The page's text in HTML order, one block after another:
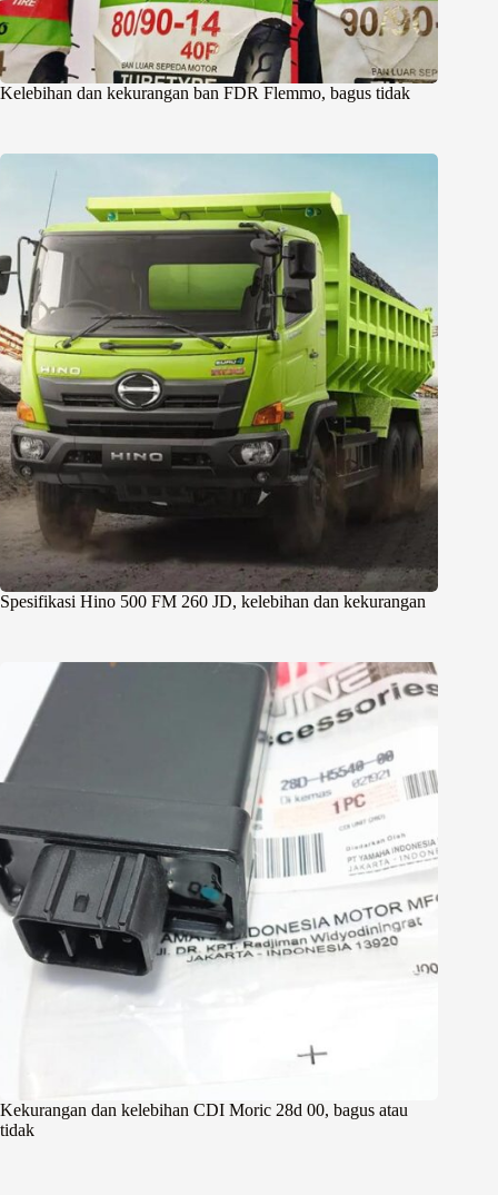
Kelebihan dan kekurangan ban FDR Flemmo, bagus tidak
Spesifikasi Hino 500 FM 260 JD, kelebihan dan kekurangan
Kekurangan dan kelebihan CDI Moric 28d 00, bagus atau
tidak